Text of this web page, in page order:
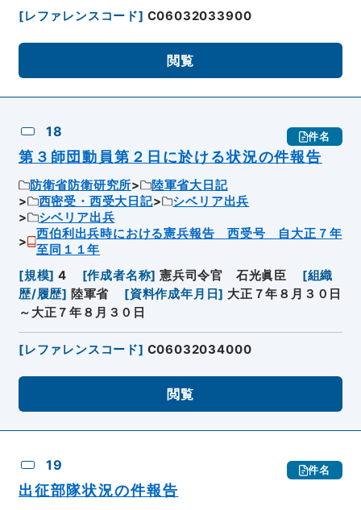
[レファレンスコード] C06032033900
閲覧
18 件名
第３師団動員第２日に於ける状況の件報告
防衛省防衛研究所
陸軍省大日記
西密受・西受大日記
シベリア出兵
シベリア出兵
西伯利出兵時における憲兵報告 西受号 自大正７年
至同１１年
[規模] 4 [作成者名称] 憲兵司令官 石光眞臣 [組織
歴/履歴] 陸軍省 [資料作成年月日] 大正７年８月３０日
～大正７年８月３０日
[レファレンスコード] C06032034000
閲覧
19 件名
出征部隊状況の件報告